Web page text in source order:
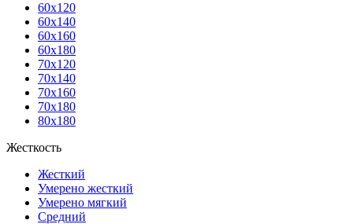
60x120
60x140
60x160
60x180
70x120
70x140
70x160
70x180
80x180
Жесткость
Жесткий
Умерено жесткий
Умерено мягкий
Средний